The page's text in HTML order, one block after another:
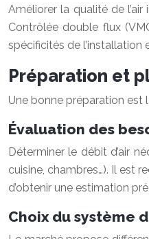
Améliorer la qualité de
Contrôlée double flux
spécificités de l’installation
Préparation et
Une bonne préparation est
Évaluation des
Déterminer le débit d’air
cuisine, chambres…). Il est
d’obtenir une estimation
Choix du système